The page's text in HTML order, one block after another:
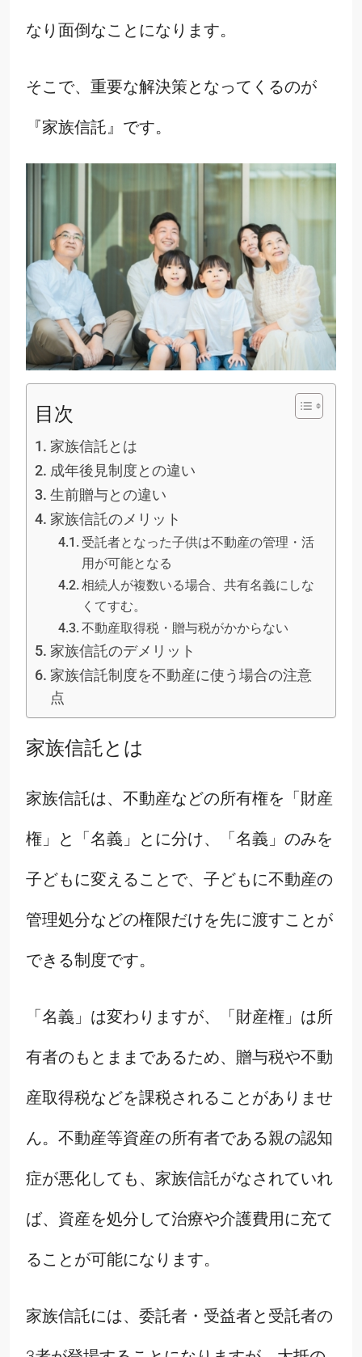
なり面倒なことになります。
そこで、重要な解決策となってくるのが
『家族信託』です。
目次
家族信託とは
成年後見制度との違い
生前贈与との違い
家族信託のメリット
受託者となった子供は不動産の管理・活
用が可能となる
相続人が複数いる場合、共有名義にしな
くてすむ。
不動産取得税・贈与税がかからない
家族信託のデメリット
家族信託制度を不動産に使う場合の注意
点
家族信託とは
家族信託は、不動産などの所有権を「財産
権」と「名義」とに分け、「名義」のみを
子どもに変えることで、子どもに不動産の
管理処分などの権限だけを先に渡すことが
できる制度です。
「名義」は変わりますが、「財産権」は所
有者のもとままであるため、贈与税や不動
産取得税などを課税されることがありませ
ん。不動産等資産の所有者である親の認知
症が悪化しても、家族信託がなされていれ
ば、資産を処分して治療や介護費用に充て
ることが可能になります。
家族信託には、委託者・受益者と受託者の